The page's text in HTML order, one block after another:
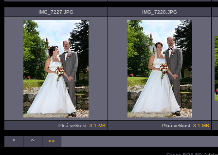
IMG_7227.JPG IMG_7228.JPG
Plná velikost: 3.1 MB Plná velikost: 3.1 MB
* ^ <<